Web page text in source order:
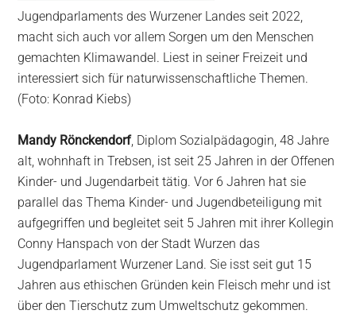
Jugendparlaments des Wurzener Landes seit 2022,
macht sich auch vor allem Sorgen um den Menschen
gemachten Klimawandel. Liest in seiner Freizeit und
interessiert sich für naturwissenschaftliche Themen.
(Foto: Konrad Kiebs)
Mandy Rönckendorf, Diplom Sozialpädagogin, 48 Jahre
alt, wohnhaft in Trebsen, ist seit 25 Jahren in der Offenen
Kinder- und Jugendarbeit tätig. Vor 6 Jahren hat sie
parallel das Thema Kinder- und Jugendbeteiligung mit
aufgegriffen und begleitet seit 5 Jahren mit ihrer Kollegin
Conny Hanspach von der Stadt Wurzen das
Jugendparlament Wurzener Land. Sie isst seit gut 15
Jahren aus ethischen Gründen kein Fleisch mehr und ist
über den Tierschutz zum Umweltschutz gekommen.